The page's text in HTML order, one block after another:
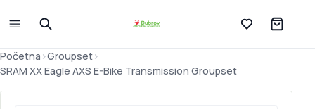
Lista želja
Početna >Groupset>
SRAM XX Eagle AXS E-Bike Transmission Groupset